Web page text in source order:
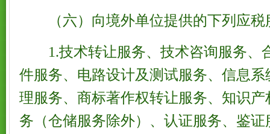
（六）向境外单位提供的下列应税
1.技术转让服务、技术咨询服务、
件服务、电路设计及测试服务、信息
理服务、商标著作权转让服务、知识
务（仓储服务除外）、认证服务、鉴